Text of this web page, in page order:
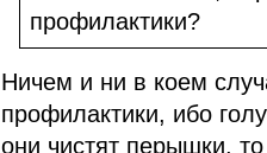
профилактики?
Ничем и ни в коем
профилактики, ибо
они чистят перышки,